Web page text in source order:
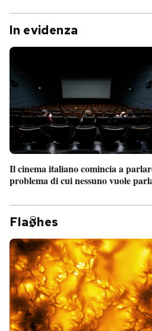
In evidenza
Il cinema italiano comincia a
problema di cui nessuno vuole
Fla hes